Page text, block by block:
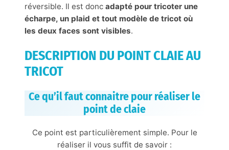
réversible. Il est donc adapté pour tricoter une
écharpe, un plaid et tout modèle de tricot où
les deux faces sont visibles.
DESCRIPTION DU POINT CLAIE AU
TRICOT
Ce qu’il faut connaitre pour réaliser le
point de claie
Ce point est particulièrement simple. Pour le
réaliser il vous suffit de savoir :